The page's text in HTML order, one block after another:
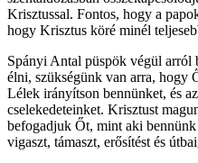
Krisztussal. Fontos, hogy a
hogy Krisztus köré minél
Spányi Antal püspök végül arról
élni, szükségünk van arra, hogy
Lélek irányítson bennünket, és
cselekedeteinket. Krisztust
befogadjuk Őt, mint aki
vigaszt, támaszt, erősítést és